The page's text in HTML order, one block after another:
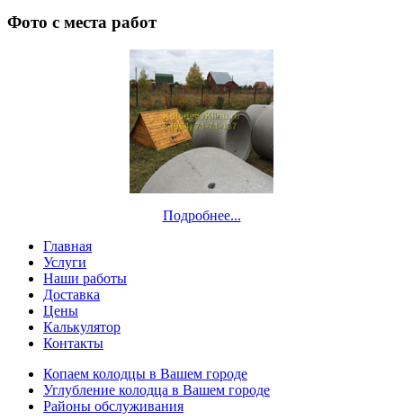
Фото с места работ
Подробнее...
Главная
Услуги
Наши работы
Доставка
Цены
Калькулятор
Контакты
Копаем колодцы в Вашем городе
Углубление колодца в Вашем городе
Районы обслуживания